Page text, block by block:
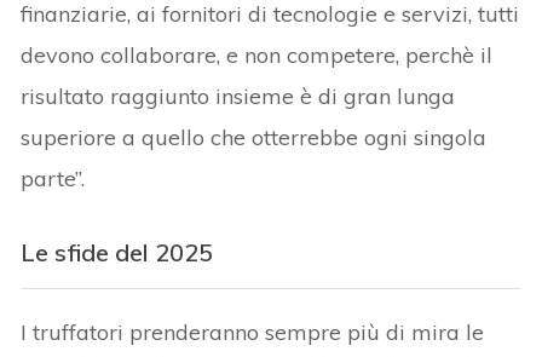
finanziarie, ai fornitori di tecnologie e servizi, tutti
devono collaborare, e non competere, perchè il
risultato raggiunto insieme è di gran lunga
superiore a quello che otterrebbe ogni singola
parte”.
Le sfide del 2025
I truffatori prenderanno sempre più di mira le